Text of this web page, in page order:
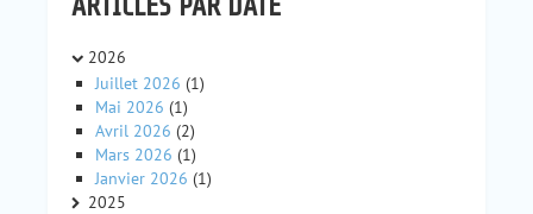
2026
Juillet 2026 (1)
Mai 2026 (1)
Avril 2026 (2)
Mars 2026 (1)
Janvier 2026 (1)
2025